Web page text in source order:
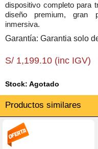
dispositivo completo para
diseño premium, gran
inmersiva.
Garantía: Garantia solo
S/ 1,199.10 (inc IGV)
Stock: Agotado
Productos similares